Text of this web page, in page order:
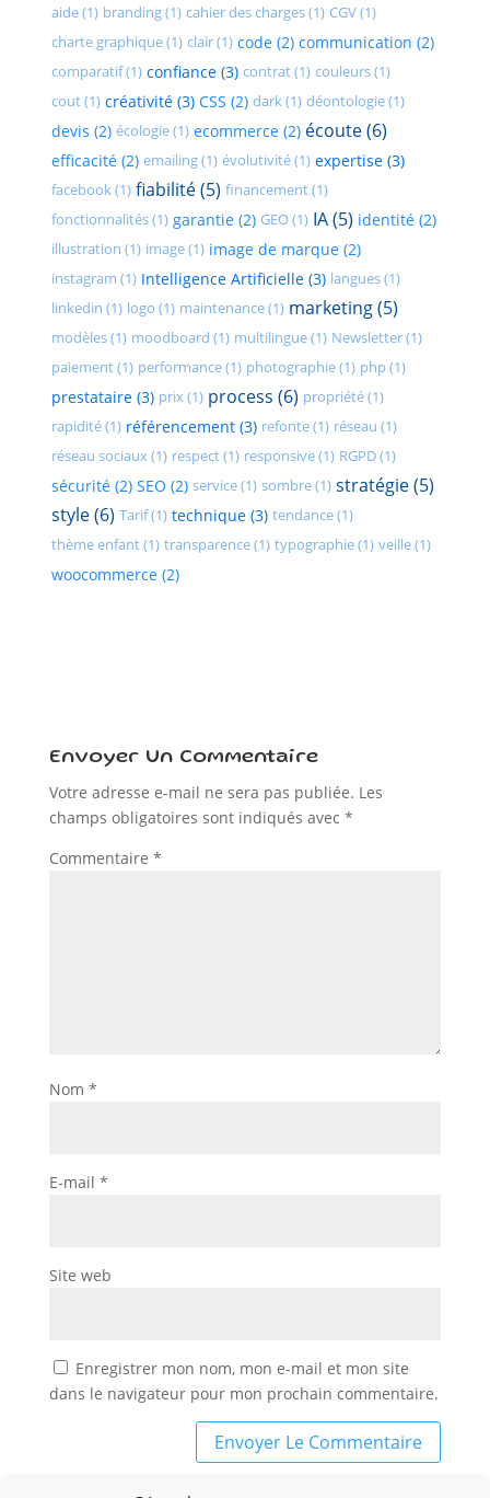
aide (1) branding (1) cahier des charges (1) CGV (1)
charte graphique (1) clair (1) code (2) communication (2)
comparatif (1) confiance (3) contrat (1) couleurs (1)
cout (1) créativité (3) CSS (2) dark (1) déontologie (1)
devis (2) écologie (1) ecommerce (2) écoute (6)
efficacité (2) emailing (1) évolutivité (1) expertise (3)
facebook (1) fiabilité (5) financement (1)
fonctionnalités (1) garantie (2) GEO (1) IA (5) identité (2)
illustration (1) image (1) image de marque (2)
instagram (1) Intelligence Artificielle (3) langues (1)
linkedin (1) logo (1) maintenance (1) marketing (5)
modèles (1) moodboard (1) multilingue (1) Newsletter (1)
paiement (1) performance (1) photographie (1) php (1)
prestataire (3) prix (1) process (6) propriété (1)
rapidité (1) référencement (3) refonte (1) réseau (1)
réseau sociaux (1) respect (1) responsive (1) RGPD (1)
sécurité (2) SEO (2) service (1) sombre (1) stratégie (5)
style (6) Tarif (1) technique (3) tendance (1)
thème enfant (1) transparence (1) typographie (1) veille (1)
woocommerce (2)
Envoyer Un Commentaire
Votre adresse e-mail ne sera pas publiée. Les
champs obligatoires sont indiqués avec *
Commentaire *
Nom *
E-mail *
Site web
Enregistrer mon nom, mon e-mail et mon site
dans le navigateur pour mon prochain commentaire.